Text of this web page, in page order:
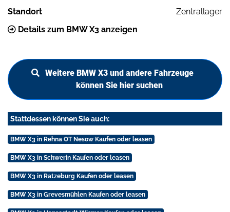
Standort
Zentrallager
Details zum BMW X3 anzeigen
Weitere BMW X3 und andere Fahrzeuge
können Sie hier suchen
Stattdessen können Sie auch:
BMW X3 in Rehna OT Nesow Kaufen oder leasen
BMW X3 in Schwerin Kaufen oder leasen
BMW X3 in Ratzeburg Kaufen oder leasen
BMW X3 in Grevesmühlen Kaufen oder leasen